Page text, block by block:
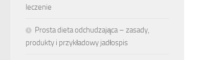
leczenie
Prosta dieta odchudzająca – zasady,
produkty i przykładowy jadłospis